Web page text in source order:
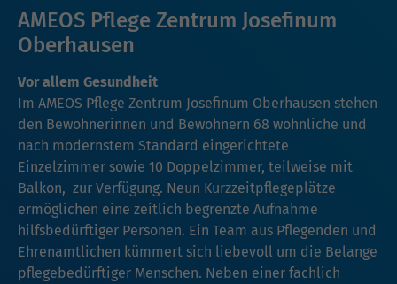
AMEOS Pflege Zentrum Josefinum
Oberhausen
Vor allem Gesundheit
Im AMEOS Pflege Zentrum Josefinum Oberhausen stehen
den Bewohnerinnen und Bewohnern 68 wohnliche und
nach modernstem Standard eingerichtete
Einzelzimmer sowie 10 Doppelzimmer, teilweise mit
Balkon, zur Verfügung. Neun Kurzzeitpflegeplätze
ermöglichen eine zeitlich begrenzte Aufnahme
hilfsbedürftiger Personen. Ein Team aus Pflegenden und
Ehrenamtlichen kümmert sich liebevoll um die Belange
pflegebedürftiger Menschen. Neben einer fachlich